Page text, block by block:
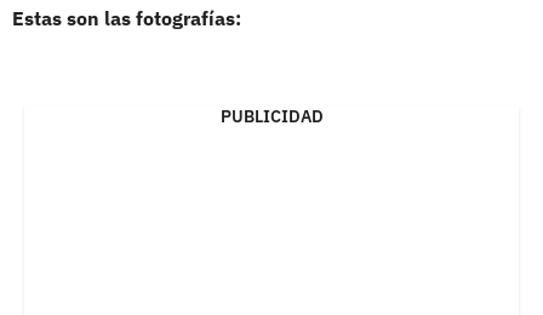
Estas son las fotografías:
PUBLICIDAD